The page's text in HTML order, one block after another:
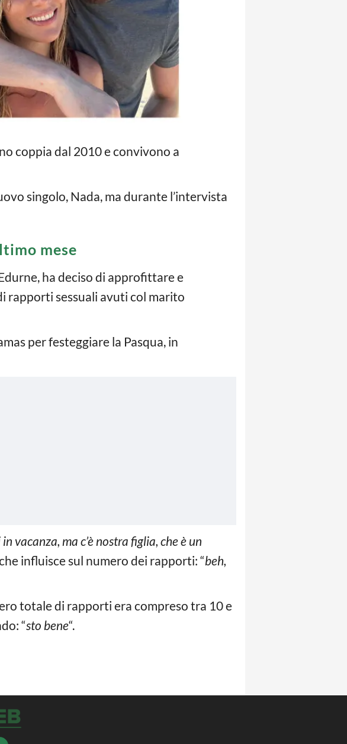
coppia dal 2010 e convivono a
singolo, Nada, ma durante l’intervista
mese
ha deciso di approfittare e
rapporti sessuali avuti col marito
per festeggiare la Pasqua, in
vacanza, ma c’è nostra figlia, che è un
influisce sul numero dei rapporti: “beh,
totale di rapporti era compreso tra 10 e
“sto bene“.